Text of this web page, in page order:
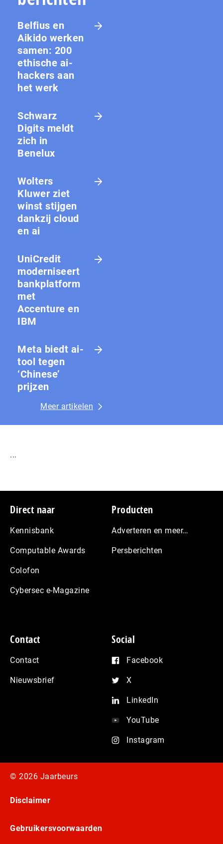
Belfius en
Aikido werken
samen: 200
ethische ai-
hackers aan
het werk
Schwarz
Digits meldt
zich in
Benelux
Wolters
Kluwer ziet
winst stijgen
dankzij cloud
en ai
UniCredit
moderniseert
bankplatform
met
Accenture en
IBM
Meta biedt ai-
tool tegen
‘Chinese’
prijzen
Meer artikelen
...
Footer
Direct naar
Kennisbank
Computable Awards
Colofon
Cybersec e-Magazine
Producten
Adverteren en meer…
Persberichten
Contact
Contact
Nieuwsbrief
Social
Facebook
X
LinkedIn
YouTube
Instagram
© 2026 Jaarbeurs
Disclaimer
Gebruikersvoorwaarden